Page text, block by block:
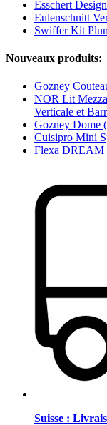
Esschert
Eulenschnitt
Swiffer Kit
Nouveaux produits:
Gozney
NOR Lit
Verticale et
Gozney Dome
Cuisipro Mini
Flexa DREAM
Suisse :